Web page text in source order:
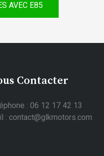
AVEC E85
Contacter
: 06 12 17 42 13
: contact@glkmotors.com